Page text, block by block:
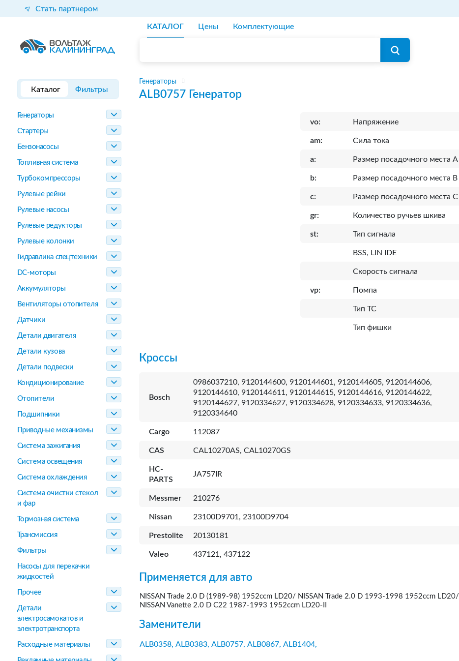
Стать партнером
КАТАЛОГ Цены Комплектующие
Каталог Фильтры
Генераторы
Стартеры
Бензонасосы
Топливная система
Турбокомпрессоры
Рулевые рейки
Рулевые насосы
Рулевые редукторы
Рулевые колонки
Гидравлика спецтехники
DC-моторы
Аккумуляторы
Вентиляторы отопителя
Датчики
Детали двигателя
Детали кузова
Детали подвески
Кондиционирование
Отопители
Подшипники
Приводные механизмы
Система зажигания
Система освещения
Система охлаждения
Система очистки стекол
и фар
Тормозная система
Трансмиссия
Фильтры
Насосы для перекачки
жидкостей
Прочее
Детали
электросамокатов и
электротранспорта
Расходные материалы
Генераторы
ALB0757 Генератор
vo: Напряжение
am: Сила тока
a: Размер посадочного места A
b: Размер посадочного места B
c: Размер посадочного места C
gr: Количество ручьев шкива
st: Тип сигнала
BSS, LIN IDE
Скорость сигнала
vp: Помпа
Тип ТС
Тип фишки
Кроссы
Bosch
0986037210, 9120144600, 9120144601, 9120144605, 9120144606,
9120144610, 9120144611, 9120144615, 9120144616, 9120144622,
9120144627, 9120334627, 9120334628, 9120334633, 9120334636,
9120334640
Cargo 112087
CAS CAL10270AS, CAL10270GS
HC-
PARTS
JA757IR
Messmer 210276
Nissan 23100D9701, 23100D9704
Prestolite 20130181
Valeo 437121, 437122
Применяется для авто
NISSAN Trade 2.0 D (1989-98) 1952ccm LD20/ NISSAN Trade 2.0 D 1993-1998 1952ccm LD20/
NISSAN Vanette 2.0 D C22 1987-1993 1952ccm LD20-II
Заменители
ALB0358, ALB0383, ALB0757, ALB0867, ALB1404,